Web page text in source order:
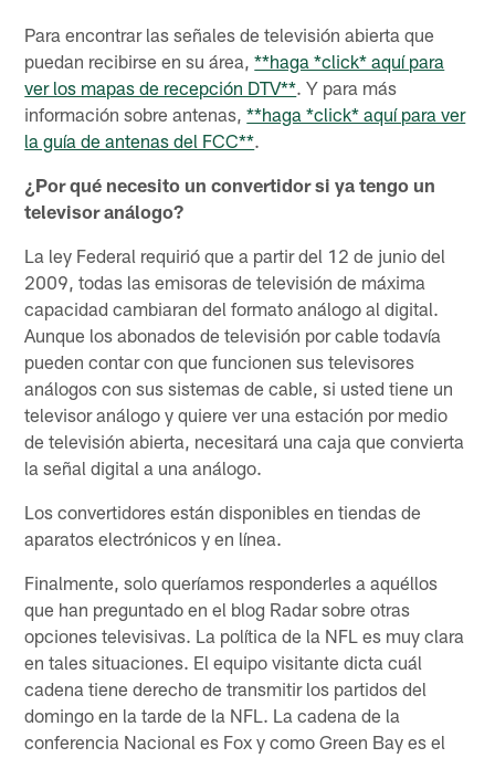
Para encontrar las señales de televisión abierta que
puedan recibirse en su área,**haga *click* aquí para
ver los mapas de recepción DTV**. Y para más
información sobre antenas,**haga *click* aquí para ver
la guía de antenas del FCC**.
¿Por qué necesito un convertidor si ya tengo un
televisor análogo?
La ley Federal requirió que a partir del 12 de junio del
2009, todas las emisoras de televisión de máxima
capacidad cambiaran del formato análogo al digital.
Aunque los abonados de televisión por cable todavía
pueden contar con que funcionen sus televisores
análogos con sus sistemas de cable, si usted tiene un
televisor análogo y quiere ver una estación por medio
de televisión abierta, necesitará una caja que convierta
la señal digital a una análogo.
Los convertidores están disponibles en tiendas de
aparatos electrónicos y en línea.
Finalmente, solo queríamos responderles a aquéllos
que han preguntado en el blog Radar sobre otras
opciones televisivas. La política de la NFL es muy clara
en tales situaciones. El equipo visitante dicta cuál
cadena tiene derecho de transmitir los partidos del
domingo en la tarde de la NFL. La cadena de la
conferencia Nacional es Fox y como Green Bay es el